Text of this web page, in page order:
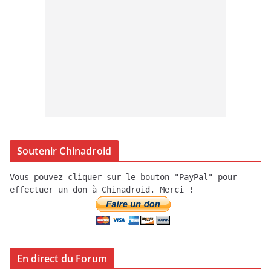
Soutenir Chinadroid
Vous pouvez cliquer sur le bouton "PayPal" pour
effectuer un don à Chinadroid. Merci !
En direct du Forum